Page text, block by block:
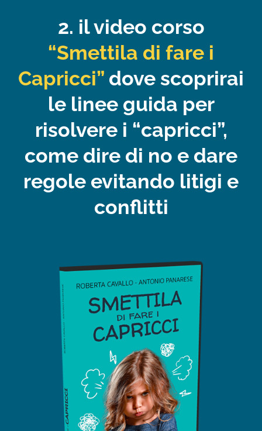
2. il video corso
“Smettila di fare i
Capricci” dove scoprirai
le linee guida per
risolvere i “capricci”,
come dire di no e dare
regole evitando litigi e
conflitti